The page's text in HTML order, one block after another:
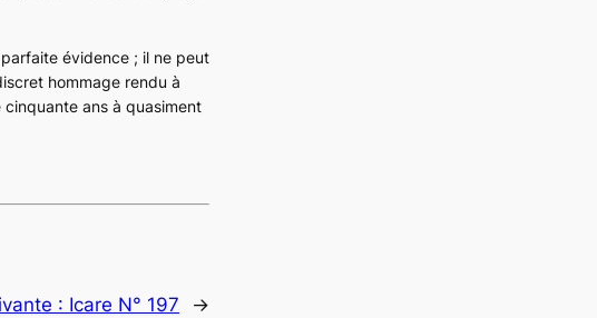
évidence ; il ne peut
hommage rendu à
ans à quasiment
: Icare N° 197 →